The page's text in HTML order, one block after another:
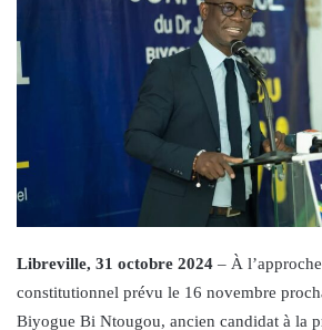
Libreville, 31 octobre 2024 – À
constitutionnel prévu le 16 novembre
Biyogue Bi Ntougou, ancien candidat à la